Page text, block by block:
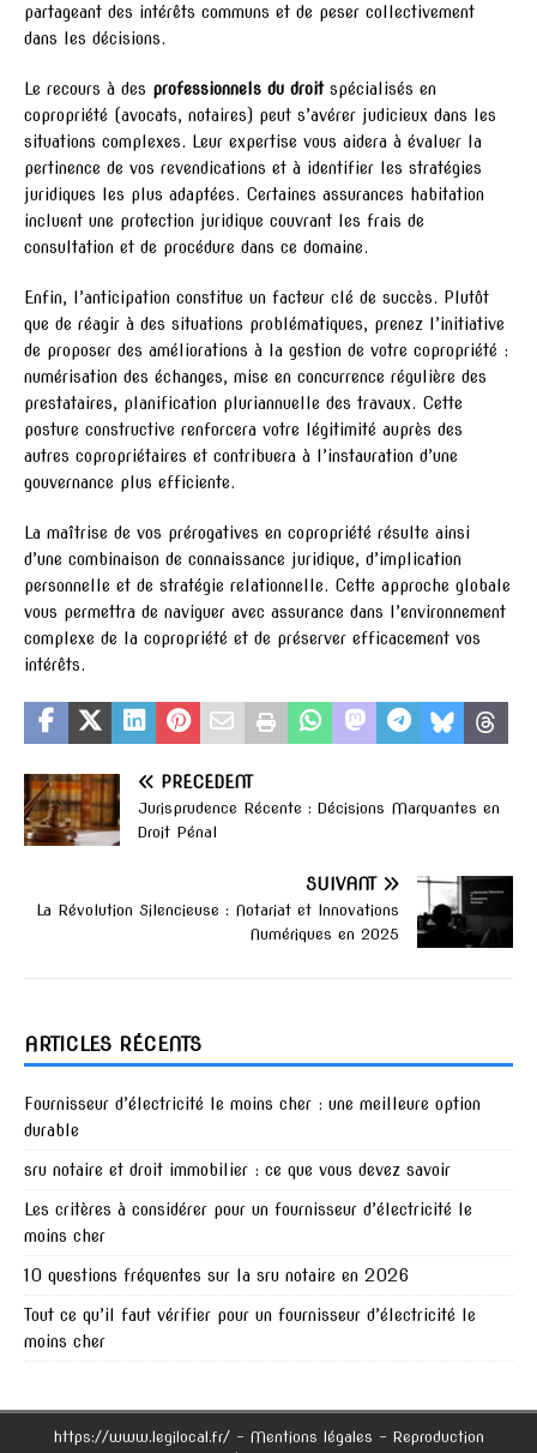
partageant des intérêts communs et de peser collectivement
dans les décisions.
Le recours à des professionnels du droitspécialisés en
copropriété (avocats, notaires) peut s’avérer judicieux dans les
situations complexes. Leur expertise vous aidera à évaluer la
pertinence de vos revendications et à identifier les stratégies
juridiques les plus adaptées. Certaines assurances habitation
incluent une protection juridique couvrant les frais de
consultation et de procédure dans ce domaine.
Enfin, l’anticipation constitue un facteur clé de succès. Plutôt
que de réagir à des situations problématiques, prenez l’initiative
de proposer des améliorations à la gestion de votre copropriété :
numérisation des échanges, mise en concurrence régulière des
prestataires, planification pluriannuelle des travaux. Cette
posture constructive renforcera votre légitimité auprès des
autres copropriétaires et contribuera à l’instauration d’une
gouvernance plus efficiente.
La maîtrise de vos prérogatives en copropriété résulte ainsi
d’une combinaison de connaissance juridique, d’implication
personnelle et de stratégie relationnelle. Cette approche globale
vous permettra de naviguer avec assurance dans l’environnement
complexe de la copropriété et de préserver efficacement vos
intérêts.
PRÉCÉDENT
Jurisprudence Récente : Décisions Marquantes en
Droit Pénal
SUIVANT
La Révolution Silencieuse : Notariat et Innovations
Numériques en 2025
ARTICLES RÉCENTS
Fournisseur d’électricité le moins cher : une meilleure option
durable
sru notaire et droit immobilier : ce que vous devez savoir
Les critères à considérer pour un fournisseur d’électricité le
moins cher
10 questions fréquentes sur la sru notaire en 2026
Tout ce qu’il faut vérifier pour un fournisseur d’électricité le
moins cher
https://www.legilocal.fr/ - Mentions légales - Reproduction